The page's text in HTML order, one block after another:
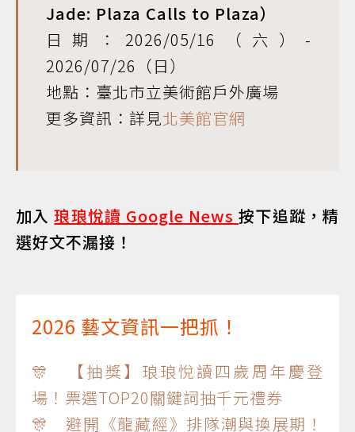
Jade: Plaza Calls to Plaza）
日期：2026/05/16（六）-
2026/07/26（日）
地點：臺北市立美術館戶外廣場
更多資訊：詳見北美館官網
加入琅琅悅讀 Google News按下追蹤，精
選好文不漏接！
2026 藝文資訊一把抓！
🎊 【抽獎】琅琅悅讀四歲周年慶登
場！票選TOP20關鍵詞抽千元禮券
🎊 避開《龍藏經》排隊潮與換展期！